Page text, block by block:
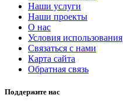
Наши услуги
Наши проекты
О нас
Условия использования
Связаться с нами
Карта сайта
Обратная связь
Поддержите нас